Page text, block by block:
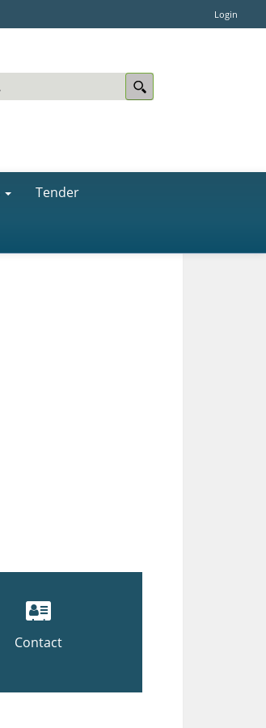
Login
Tender
Contact